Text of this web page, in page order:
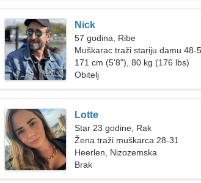
Nick
57 godina, Ribe
Muškarac traži stariju damu 48-
171 cm (5'8"), 80 kg (176 lbs)
Obitelj
Lotte
Star 23 godine, Rak
Žena traži muškarca 28-31
Heerlen, Nizozemska
Brak